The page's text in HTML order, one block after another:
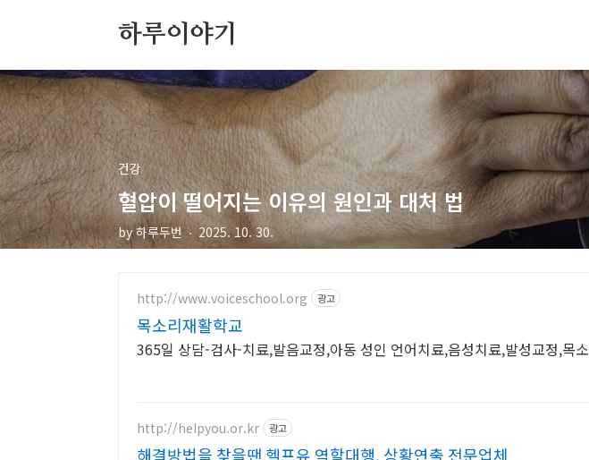
하루이야기
건강
혈압이 떨어지는 이유의 원인과 대처 법
by 하루두번 2025. 10. 30.
http://www.voiceschool.org 광고
목소리재활학교
365일 상담-검사-치료,발음교정,아동 성인 언어치료,음성치료,발성교정,목
http://helpyou.or.kr 광고
해결방법을 찾을땐 헬프유 역할대행, 상황연출 전문업체